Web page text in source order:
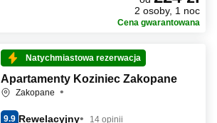
2 osoby, 1 noc
Cena gwarantowana
Natychmiastowa rezerwacja
Apartamenty Koziniec Zakopane
Zakopane
9.9 Rewelacyjny 14 opinii